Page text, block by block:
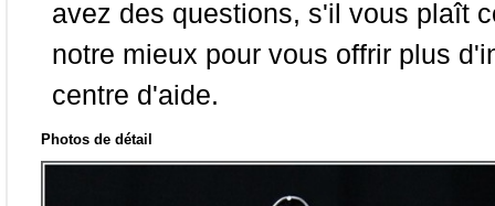
avez des questions, s'il vous plaît
notre mieux pour vous offrir plus
centre d'aide.
Photos de détail